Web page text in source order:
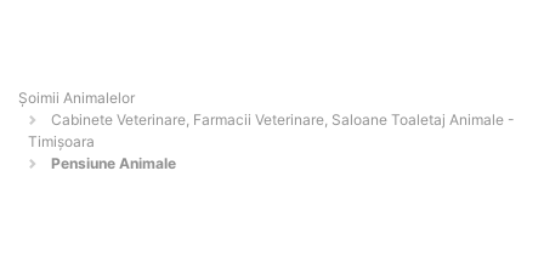
Şoimii Animalelor
Cabinete Veterinare, Farmacii Veterinare, Saloane Toaletaj Animale -
Timişoara
Pensiune Animale